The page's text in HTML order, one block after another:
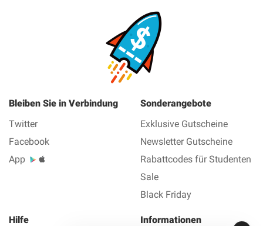
Bleiben Sie in Verbindung
Twitter
Facebook
App
Sonderangebote
Exklusive Gutscheine
Newsletter Gutscheine
Rabattcodes für Studenten
Sale
Black Friday
Hilfe Informationen